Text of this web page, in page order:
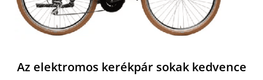
Az elektromos kerékpár sokak kedvence